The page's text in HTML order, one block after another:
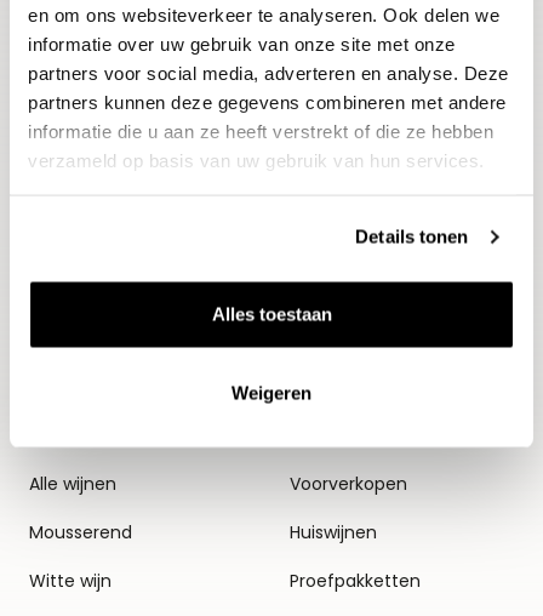
en om ons websiteverkeer te analyseren. Ook delen we
informatie over uw gebruik van onze site met onze
partners voor social media, adverteren en analyse. Deze
partners kunnen deze gegevens combineren met andere
informatie die u aan ze heeft verstrekt of die ze hebben
verzameld op basis van uw gebruik van hun services.
Details tonen
Alles toestaan
Weigeren
E-mailadres
Aanmelden
Alle wijnen
Mousserend
Witte wijn
Thema's
Voorverkopen
Huiswijnen
Proefpakketten